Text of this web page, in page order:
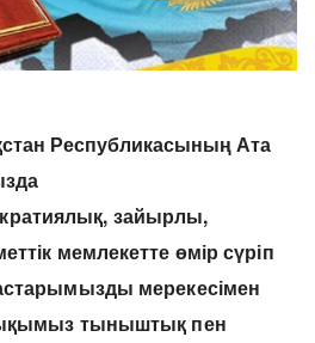
Республикасының Ата
зайырлы,
мемлекетте өмір сүріп
мерекесімен
тыныштық пен